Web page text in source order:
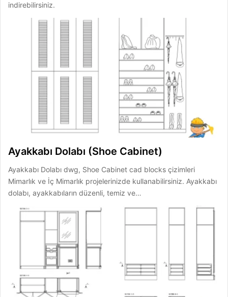
indirebilirsiniz.
Ayakkabı Dolabı (Shoe Cabinet)
Ayakkabı Dolabı dwg, Shoe Cabinet cad blocks çizimleri
Mimarlık ve İç Mimarlık projelerinizde kullanabilirsiniz. Ayakkabı
dolabı, ayakkabıların düzenli, temiz ve…